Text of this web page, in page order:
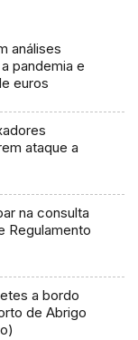
análises
pandemia e
euros
ataque a
na consulta
Regulamento
a bordo
de Abrigo